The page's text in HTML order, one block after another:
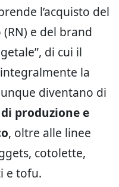
l’acquisto del
e del brand
di cui il
la
diventano di
produzione e
, oltre alle linee
cotolette,
e tofu.